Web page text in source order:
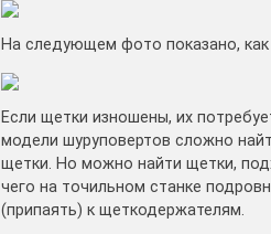
На следующем фото показано,
Если щетки изношены, их
модели шуруповертов сложно
щетки. Но можно найти щетки,
чего на точильном станке
(припаять) к щеткодержателям.